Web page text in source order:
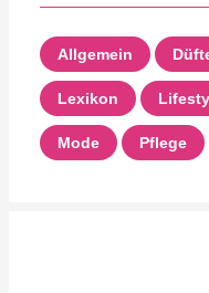
Allgemein
Lexikon
Mode Pflege